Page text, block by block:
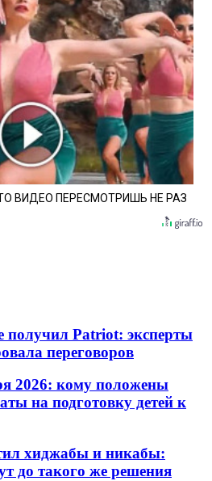
ВИДЕО ПЕРЕСМОТРИШЬ НЕ РАЗ
Patriot: эксперты
переговоров
2026: кому положены
на подготовку детей к
хиджабы и никабы:
до такого же решения